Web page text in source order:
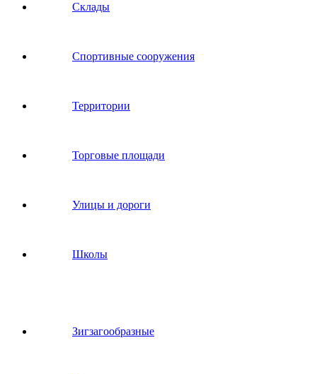
Склады
Спортивные сооружения
Территории
Торговые площади
Улицы и дороги
Школы
Зигзагообразные